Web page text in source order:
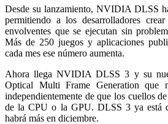
Desde su lanzamiento, NVIDIA DLSS
permitiendo a los desarrolladores
envolventes que se ejecutan sin
Más de 250 juegos y aplicaciones
cada mes ese número aumenta.
Ahora llega NVIDIA DLSS 3 y su
Optical Multi Frame Generation que
independientemente de que los cuellos
de la CPU o la GPU. DLSS 3 ya está
habrá más en diciembre.